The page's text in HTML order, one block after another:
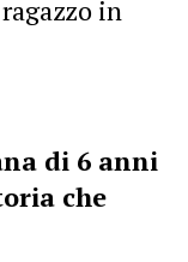
in
di 6 anni
che